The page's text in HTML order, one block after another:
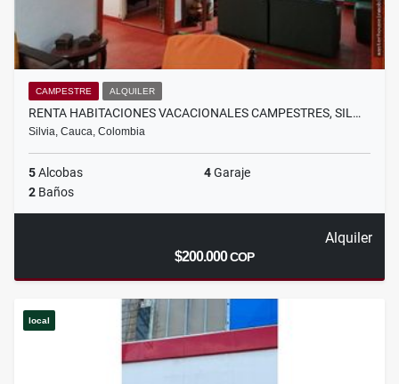
CAMPESTRE ALQUILER
RENTA HABITACIONES VACACIONALES CAMPESTRES, SIL…
Silvia, Cauca, Colombia
5Alcobas 4Garaje
2 Baños
Alquiler
$200.000COP
local